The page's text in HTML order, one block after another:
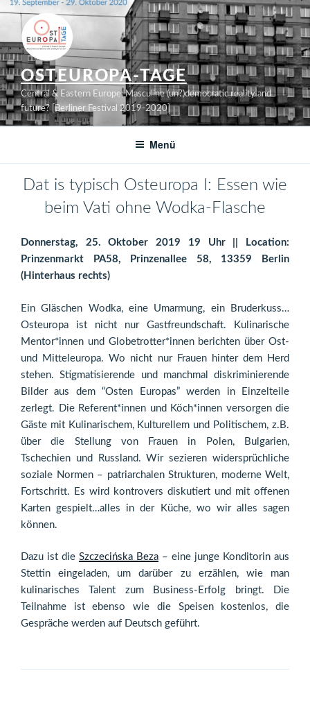
Zum
springen
OSTEUROPA-TAGE
Central & Eastern Europe: Masculine (un?)democratic reality and
future? [Berliner Festival 2019-2020]
Menü
Dat is typisch Osteuropa I: Essen wie
beim Vati ohne Wodka-Flasche
Donnerstag, 25. Oktober 2019 19 Uhr || Location:
Prinzenmarkt PA58, Prinzenallee 58, 13359 Berlin
(Hinterhaus rechts)
Ein Gläschen Wodka, eine Umarmung, ein Bruderkuss…
Osteuropa ist nicht nur Gastfreundschaft. Kulinarische
Mentor*innen und Globetrotter*innen berichten über Ost-
und Mitteleuropa. Wo nicht nur Frauen hinter dem Herd
stehen. Stigmatisierende und manchmal diskriminierende
Bilder aus dem “Osten Europas” werden in Einzelteile
zerlegt. Die Referent*innen und Köch*innen versorgen die
Gäste mit Kulinarischem, Kulturellem und Politischem, z.B.
über die Stellung von Frauen in Polen, Bulgarien,
Tschechien und Russland. Wir sezieren widersprüchliche
soziale Normen – patriarchalen Strukturen, moderne Welt,
Fortschritt. Es wird kontrovers diskutiert und mit offenen
Karten gespielt…alles in der Küche, wo wir alles sagen
können.
Dazu ist die Szczecińska Beza – eine junge Konditorin aus
Stettin eingeladen, um darüber zu erzählen, wie man
kulinarisches Talent zum Business-Erfolg bringt. Die
Teilnahme ist ebenso wie die Speisen kostenlos, die
Gespräche werden auf Deutsch geführt.